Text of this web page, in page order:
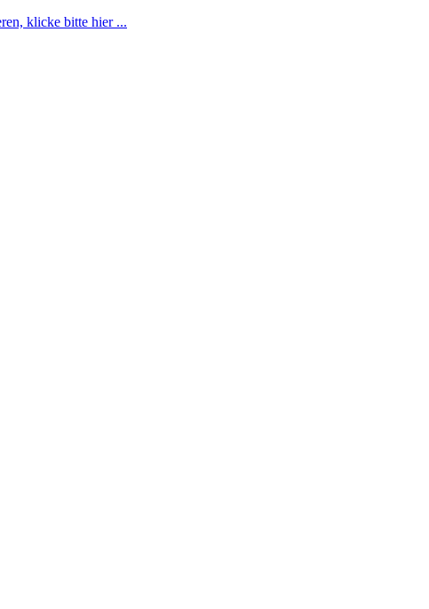
klicke bitte hier ...